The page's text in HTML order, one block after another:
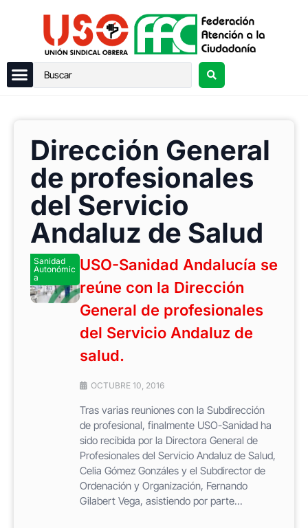
Dirección General
de profesionales
del Servicio
Andaluz de Salud
Sanidad
Autonómic
a
USO-Sanidad Andalucía se
reúne con la Dirección
General de profesionales
del Servicio Andaluz de
salud.
OCTUBRE 10, 2016
Tras varias reuniones con la Subdirección
de profesional, finalmente USO-Sanidad ha
sido recibida por la Directora General de
Profesionales del Servicio Andaluz de Salud,
Celia Gómez Gonzáles y el Subdirector de
Ordenación y Organización, Fernando
Gilabert Vega, asistiendo por parte...